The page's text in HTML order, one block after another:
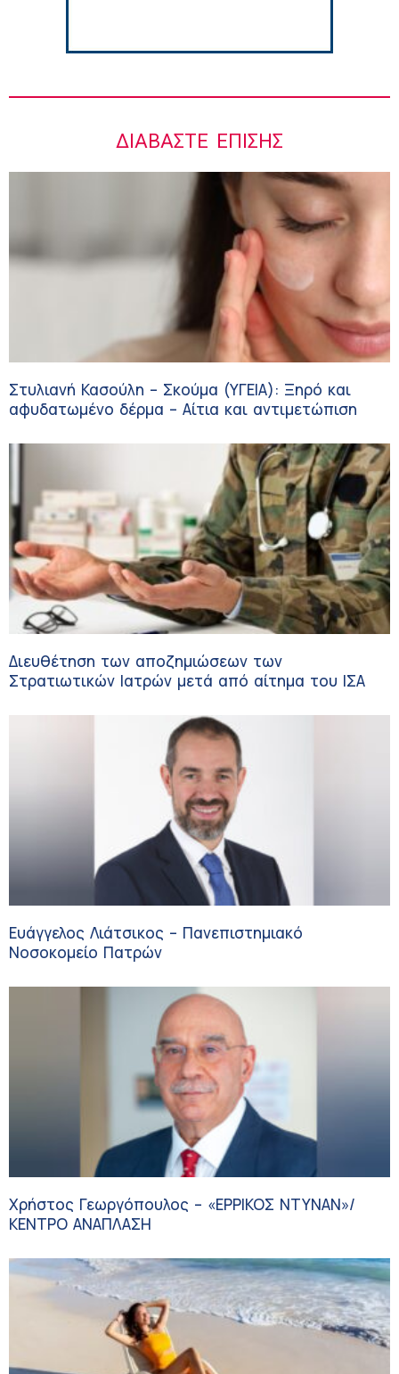
ΔΙΑΒΆΣΤΕ ΕΠΊΣΗΣ
Στυλιανή Κασούλη – Σκούμα (ΥΓΕΙΑ): Ξηρό και
αφυδατωμένο δέρμα – Αίτια και αντιμετώπιση
Διευθέτηση των αποζημιώσεων των
Στρατιωτικών Ιατρών μετά από αίτημα του ΙΣΑ
Ευάγγελος Λιάτσικος – Πανεπιστημιακό
Νοσοκομείο Πατρών
Χρήστος Γεωργόπουλος – «ΕΡΡΙΚΟΣ ΝΤΥΝΑΝ»/
ΚΕΝΤΡΟ ΑΝΑΠΛΑΣΗ